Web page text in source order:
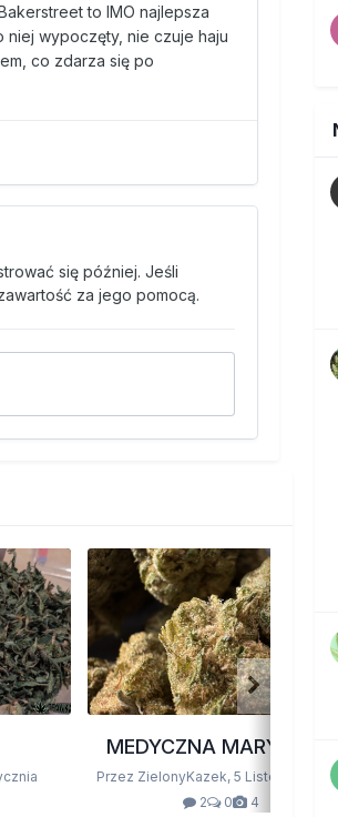
to IMO najlepsza
niej wypoczęty, nie czuje haju
co zdarza się po
się później. Jeśli
za jego pomocą.
MEDYCZNA MARY JANE
Przez ZielonyKazek, 5 Listopada
2
0 4